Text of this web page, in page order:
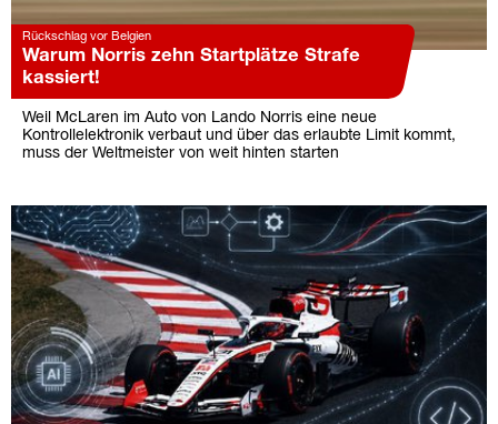
Rückschlag vor Belgien
Warum Norris zehn Startplätze Strafe
kassiert!
Weil McLaren im Auto von Lando Norris eine neue
Kontrollelektronik verbaut und über das erlaubte Limit kommt,
muss der Weltmeister von weit hinten starten